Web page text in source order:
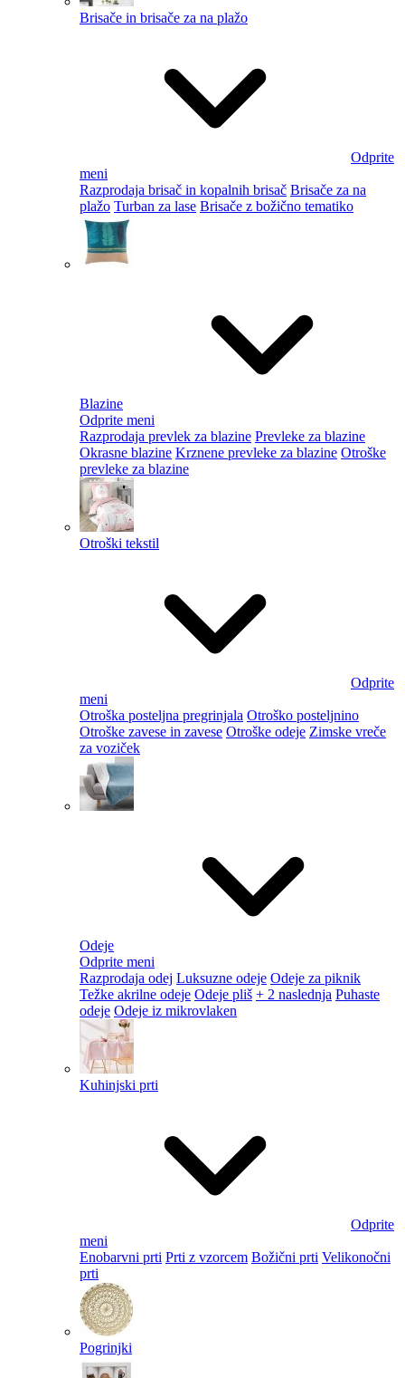
Brisače in brisače za na plažo
Odprite
meni
Razprodaja brisač in kopalnih brisač Brisače za na
plažo Turban za lase Brisače z božično tematiko
Blazine
Odprite meni
Razprodaja prevlek za blazine Prevleke za blazine
Okrasne blazine Krznene prevleke za blazine Otroške
prevleke za blazine
Otroški tekstil
Odprite
meni
Otroška posteljna pregrinjala Otroško posteljnino
Otroške zavese in zavese Otroške odeje Zimske vreče
za voziček
Odeje
Odprite meni
Razprodaja odej Luksuzne odeje Odeje za piknik
Težke akrilne odeje Odeje pliš + 2 naslednja Puhaste
odeje Odeje iz mikrovlaken
Kuhinjski prti
Odprite
meni
Enobarvni prti Prti z vzorcem Božični prti Velikonočni
prti​
Pogrinjki